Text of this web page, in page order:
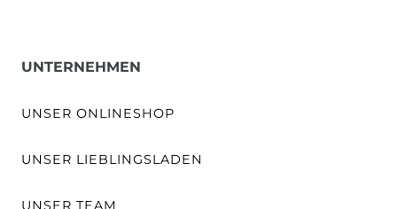
UNTERNEHMEN
UNSER ONLINESHOP
UNSER LIEBLINGSLADEN
UNSER TEAM